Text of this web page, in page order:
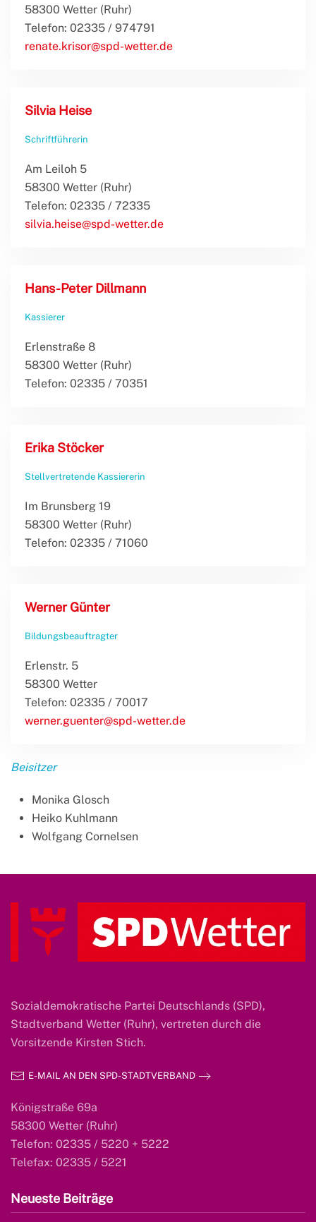
58300 Wetter (Ruhr)
Telefon: 02335 / 974791
renate.krisor@spd-wetter.de
Silvia Heise
Schriftführerin
Am Leiloh 5
58300 Wetter (Ruhr)
Telefon: 02335 / 72335
silvia.heise@spd-wetter.de
Hans-Peter Dillmann
Kassierer
Erlenstraße 8
58300 Wetter (Ruhr)
Telefon: 02335 / 70351
Erika Stöcker
Stellvertretende Kassiererin
Im Brunsberg 19
58300 Wetter (Ruhr)
Telefon: 02335 / 71060
Werner Günter
Bildungsbeauftragter
Erlenstr. 5
58300 Wetter
Telefon: 02335 / 70017
werner.guenter@spd-wetter.de
Beisitzer
Monika Glosch
Heiko Kuhlmann
Wolfgang Cornelsen
Sozialdemokratische Partei Deutschlands (SPD),
Stadtverband Wetter (Ruhr), vertreten durch die
Vorsitzende Kirsten Stich.
E-MAIL AN DEN SPD-STADTVERBAND
Königstraße 69a
58300 Wetter (Ruhr)
Telefon: 02335 / 5220 + 5222
Telefax: 02335 / 5221
Neueste Beiträge